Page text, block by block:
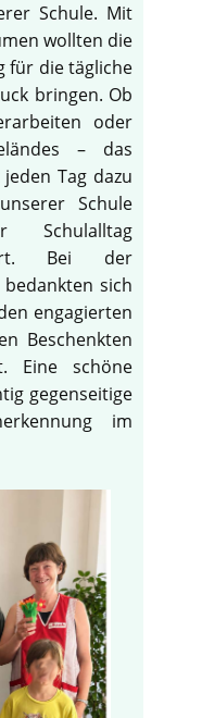
Schule. Mit
wollten die
für die tägliche
bringen. Ob
oder
– das
Tag dazu
Schule
Schulalltag
Bei der
sich
engagierten
Beschenkten
Eine schöne
gegenseitige
im